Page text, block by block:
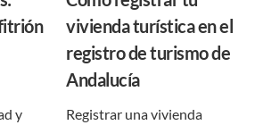
y
vivienda turística en el
registro de turismo de
Andalucía
Registrar una vivienda